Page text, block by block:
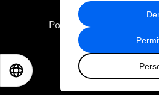
recopilado a partir
hecho de sus
Terrorism in the Digital Age
Global Growth Markets
Smart Policy for a Digital
Política de privacidad y
Sitemap
2026 Foro